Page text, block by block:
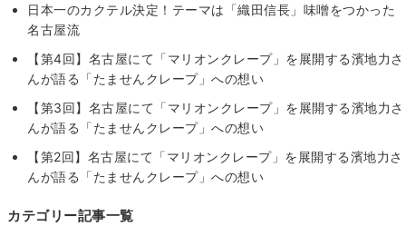
日本一のカクテル決定！テーマは「織田信長」味噌をつかった
名古屋流
【第4回】名古屋にて「マリオンクレープ」を展開する濱地力さ
んが語る「たませんクレープ」への想い
【第3回】名古屋にて「マリオンクレープ」を展開する濱地力さ
んが語る「たませんクレープ」への想い
【第2回】名古屋にて「マリオンクレープ」を展開する濱地力さ
んが語る「たませんクレープ」への想い
カテゴリー記事一覧